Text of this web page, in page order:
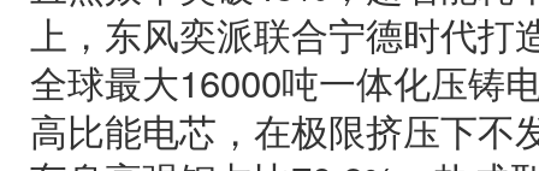
上，东风奕派联合宁德时代
全球最大16000吨一体化压铸
高比能电芯，在极限挤压下不